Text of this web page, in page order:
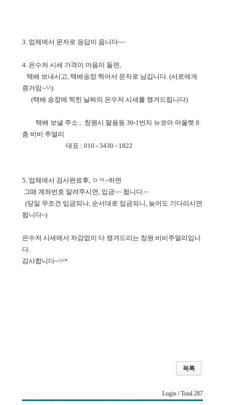
3. 업체에서 문자로 응답이 옵니다~~
4. 은수저 시세 가격이 마음이 들면,
택배 보내시고, 택배송장 찍어서 문자로 남깁니다. (서로에게
증거임~^^)
(택배 송장에 찍힌 날짜의 은수저 시세를 챙겨드립니다)
택배 보낼 주소 ; 창원시 팔용동 30-1번지 뉴코아 아울렛 8
층 비비 주얼리
대표 : 010 - 3430 - 1822
5. 업체에서 검사완료후, ㅇㅋ~하면
그때 계좌번호 알려주시면, 입금~~ 됩니다.~
(당일 무조건 입금되나, 순서대로 입금되니, 늦어도 기다리시면
됩니다~)
은수저 시세에서 차감없이 다 챙겨드리는 창원 비비주얼리입니
다.
감사합니다~^^*
목록
Login / Total 287